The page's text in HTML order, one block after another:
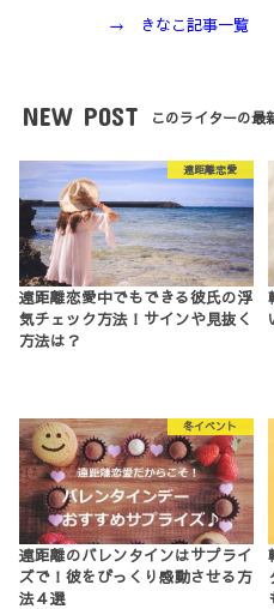
→ きなこ記事一覧
NEW POST このライターの最
遠距離恋愛
遠距離恋愛中でもできる彼氏の浮
気チェック方法！サインや見抜く
方法は？
冬イベント
遠距離のバレンタインはサプライ
ズで！彼をびっくり感動させる方
法４選